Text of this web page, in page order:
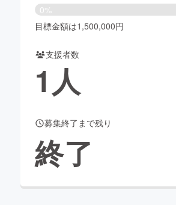
ティー・ヘルスケア
0%
目標金額は1,500,000円
支援者数
1人
募集終了まで残り
終了